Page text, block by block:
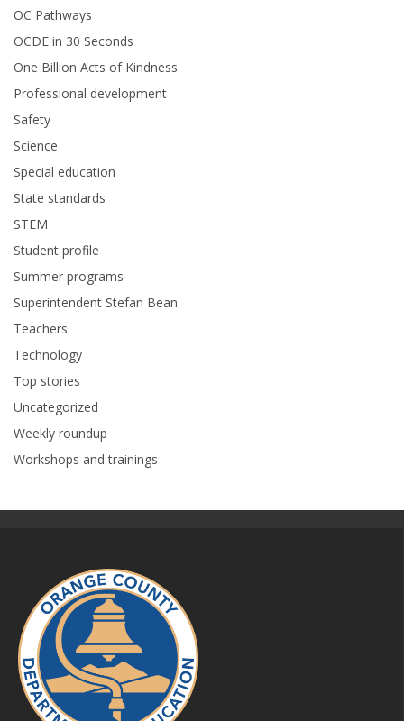
OC Pathways
OCDE in 30 Seconds
One Billion Acts of Kindness
Professional development
Safety
Science
Special education
State standards
STEM
Student profile
Summer programs
Superintendent Stefan Bean
Teachers
Technology
Top stories
Uncategorized
Weekly roundup
Workshops and trainings